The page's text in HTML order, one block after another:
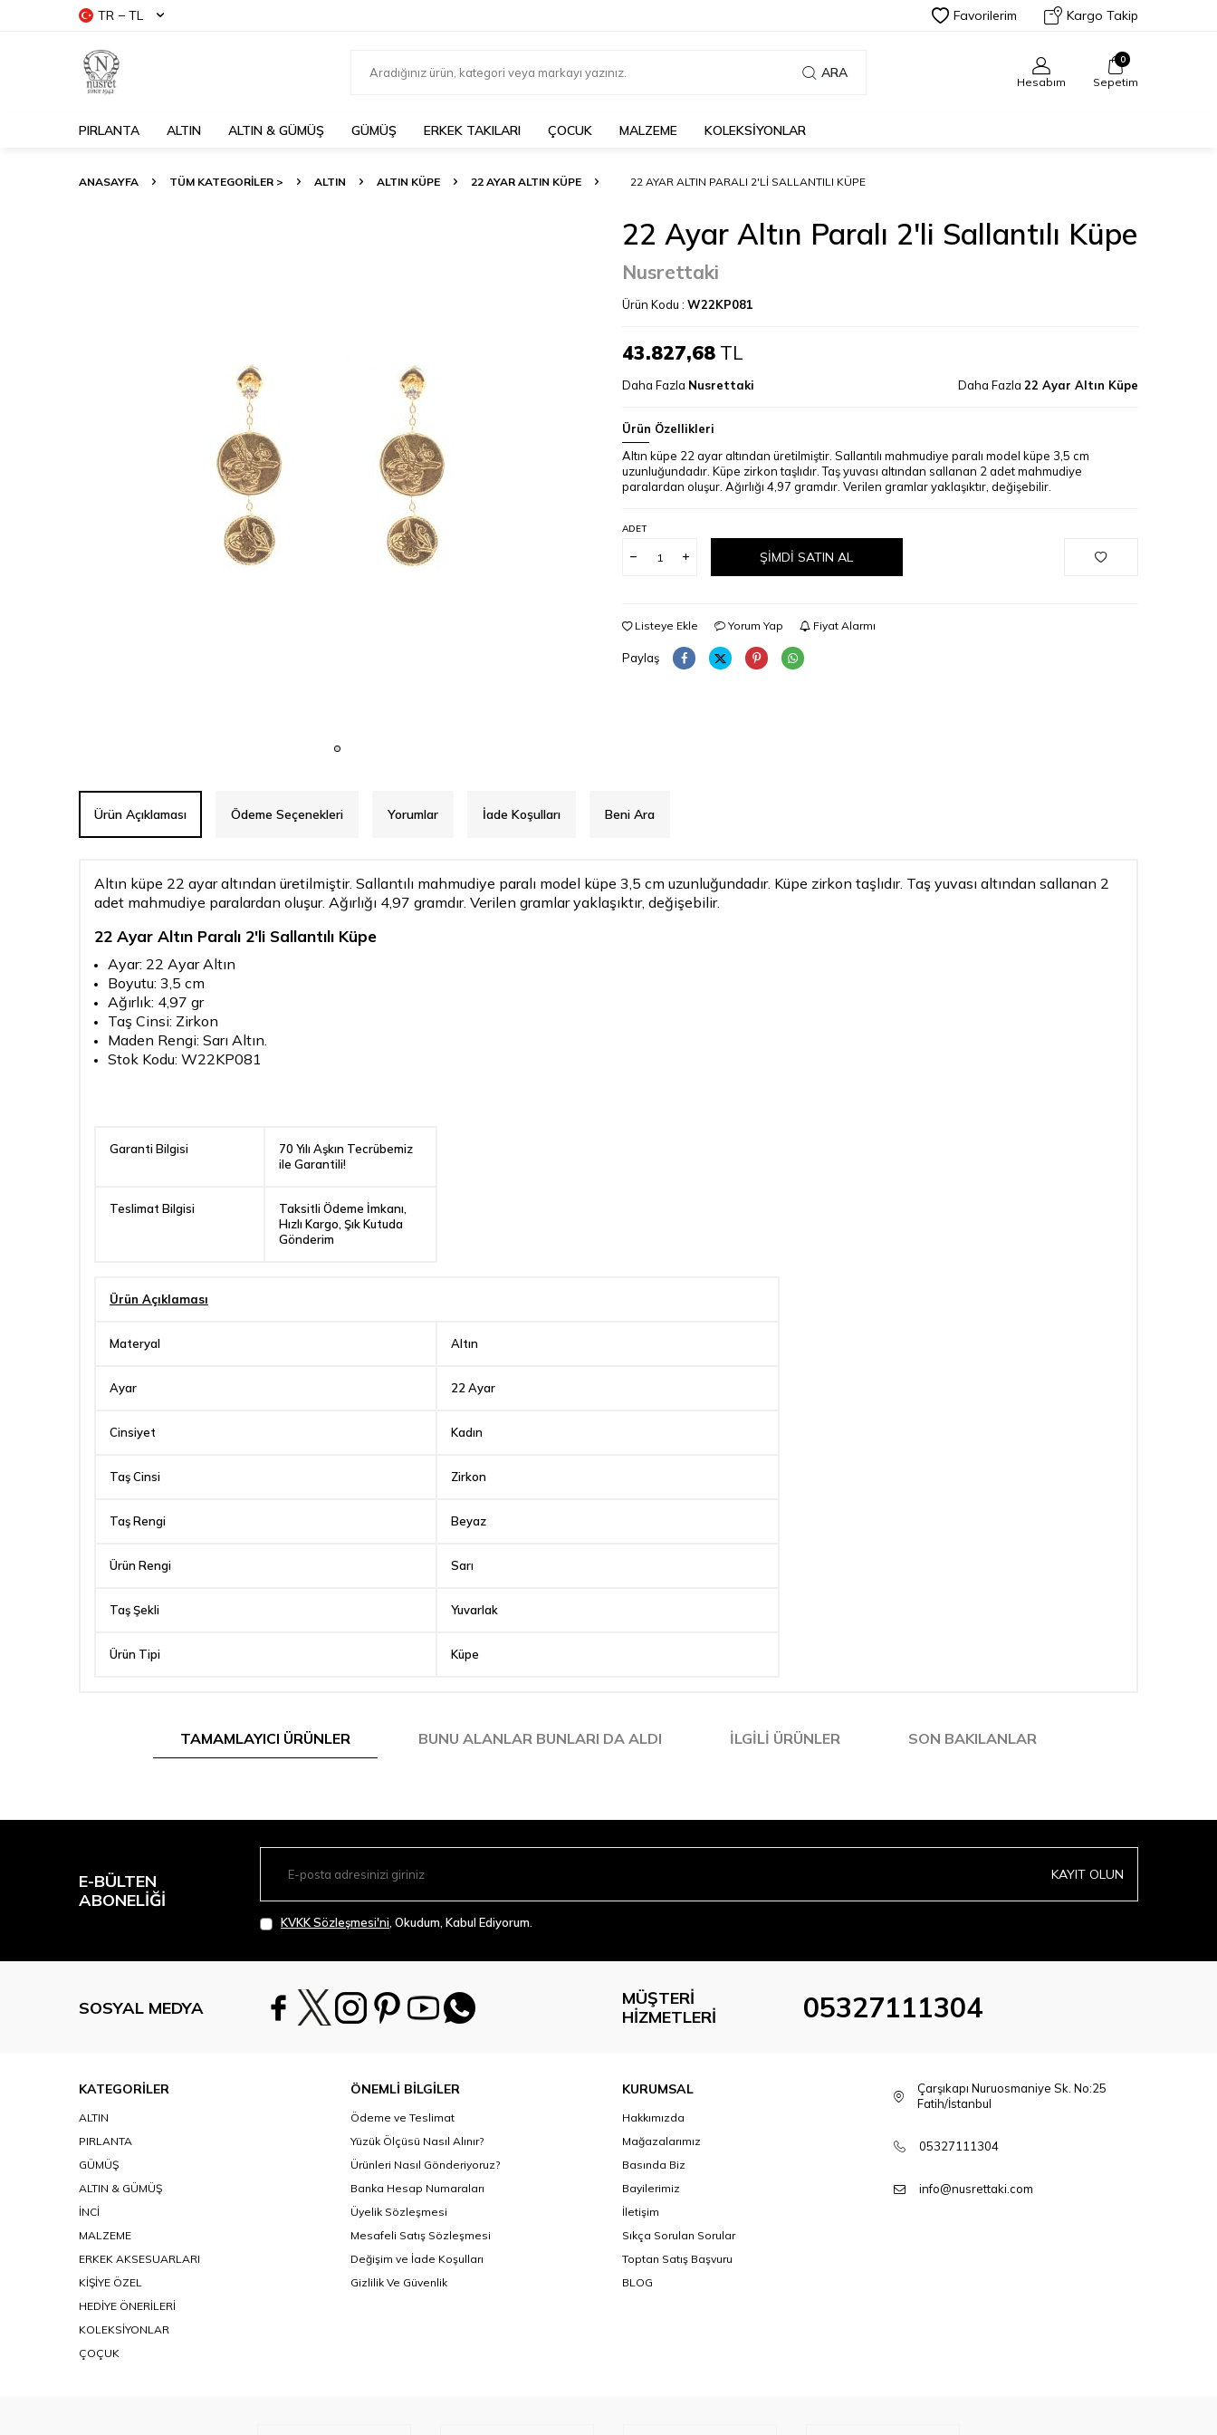
TR − TL Favorilerim Kargo Takip
ARA
Hesabım
0
Sepetim
PIRLANTA ALTIN ALTIN & GÜMÜŞ GÜMÜŞ ERKEK TAKILARI ÇOCUK MALZEME KOLEKSİYONLAR
ANASAYFA TÜM KATEGORİLER > ALTIN ALTIN KÜPE 22 AYAR ALTIN KÜPE 22 AYAR ALTIN PARALI 2'LI SALLANTILI KÜPE
22 Ayar Altın Paralı 2'li Sallantılı Küpe
Nusrettaki
Ürün Kodu : W22KP081
43.827,68 TL
Daha Fazla Nusrettaki Daha Fazla 22 Ayar Altın Küpe
Ürün Özellikleri
Altın küpe 22 ayar altından üretilmiştir. Sallantılı mahmudiye paralı model küpe 3,5 cm
uzunluğundadır. Küpe zirkon taşlıdır. Taş yuvası altından sallanan 2 adet mahmudiye
paralardan oluşur. Ağırlığı 4,97 gramdır. Verilen gramlar yaklaşıktır, değişebilir.
ADET
ŞIMDI SATIN AL
Listeye Ekle Yorum Yap Fiyat Alarmı
Paylaş
Ürün Açıklaması Ödeme Seçenekleri Yorumlar İade Koşulları Beni Ara
Altın küpe 22 ayar altından üretilmiştir. Sallantılı mahmudiye paralı model küpe 3,5 cm uzunluğundadır. Küpe zirkon taşlıdır. Taş yuvası altından sallanan 2
adet mahmudiye paralardan oluşur. Ağırlığı 4,97 gramdır. Verilen gramlar yaklaşıktır, değişebilir.
22 Ayar Altın Paralı 2'li Sallantılı Küpe
Ayar: 22 Ayar Altın
Boyutu: 3,5 cm
Ağırlık: 4,97 gr
Taş Cinsi: Zirkon
Maden Rengi: Sarı Altın.
Stok Kodu: W22KP081
Garanti Bilgisi
70 Yılı Aşkın Tecrübemiz
ile Garantili!
Teslimat Bilgisi
Taksitli Ödeme İmkanı,
Hızlı Kargo, Şık Kutuda
Gönderim
Ürün Açıklaması
Materyal Altın
Ayar 22 Ayar
Cinsiyet Kadın
Taş Cinsi Zirkon
Taş Rengi Beyaz
Ürün Rengi Sarı
Taş Şekli Yuvarlak
Ürün Tipi Küpe
TAMAMLAYICI ÜRÜNLER BUNU ALANLAR BUNLARI DA ALDI İLGILI ÜRÜNLER SON BAKILANLAR
E-BÜLTEN
ABONELIĞI
KAYIT OLUN
KVKK Sözleşmesi'ni , Okudum, Kabul Ediyorum.
SOSYAL MEDYA
MÜŞTERI
HIZMETLERI
05327111304
KATEGORİLER
ALTIN
PIRLANTA
GÜMÜŞ
ALTIN & GÜMÜŞ
İNCİ
MALZEME
ERKEK AKSESUARLARI
KİŞİYE ÖZEL
HEDİYE ÖNERİLERİ
KOLEKSİYONLAR
ÇOÇUK
ÖNEMLİ BİLGİLER
Ödeme ve Teslimat
Yüzük Ölçüsü Nasıl Alınır?
Ürünleri Nasıl Gönderiyoruz?
Banka Hesap Numaraları
Üyelik Sözleşmesi
Mesafeli Satış Sözleşmesi
Değişim ve İade Koşulları
Gizlilik Ve Güvenlik
KURUMSAL
Hakkımızda
Mağazalarımız
Basında Biz
Bayilerimiz
İletişim
Sıkça Sorulan Sorular
Toptan Satış Başvuru
BLOG
Çarşıkapı Nuruosmaniye Sk. No:25
Fatih/İstanbul
05327111304
info@nusrettaki.com